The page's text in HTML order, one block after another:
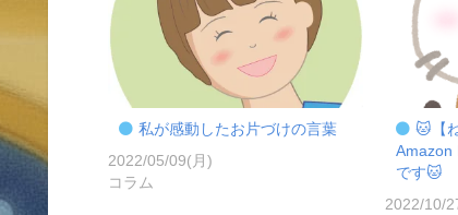
私が感動したお片づけの言葉
2022/05/09(月)
コラム
🐱【
Amazon
です🐱
2022/10/